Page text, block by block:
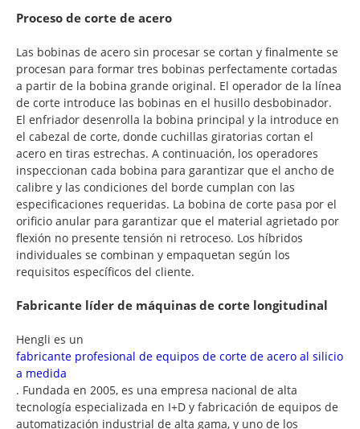
Proceso de corte de acero
Las bobinas de acero sin procesar se cortan y finalmente se
procesan para formar tres bobinas perfectamente cortadas
a partir de la bobina grande original. El operador de la línea
de corte introduce las bobinas en el husillo desbobinador.
El enfriador desenrolla la bobina principal y la introduce en
el cabezal de corte, donde cuchillas giratorias cortan el
acero en tiras estrechas. A continuación, los operadores
inspeccionan cada bobina para garantizar que el ancho de
calibre y las condiciones del borde cumplan con las
especificaciones requeridas. La bobina de corte pasa por el
orificio anular para garantizar que el material agrietado por
flexión no presente tensión ni retroceso. Los híbridos
individuales se combinan y empaquetan según los
requisitos específicos del cliente.
Fabricante líder de máquinas de corte longitudinal
Hengli es un
fabricante profesional de equipos de corte de acero al silicio
a medida
. Fundada en 2005, es una empresa nacional de alta
tecnología especializada en I+D y fabricación de equipos de
automatización industrial de alta gama, y uno de los